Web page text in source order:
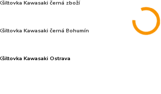
Kawasaki černá zboží
Kawasaki černá Bohumín
Kawasaki Ostrava